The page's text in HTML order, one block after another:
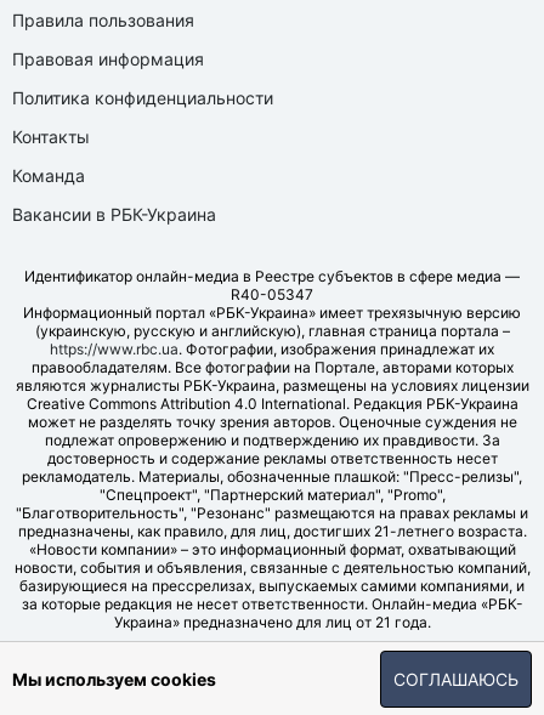
Правила пользования
Правовая информация
Политика конфиденциальности
Контакты
Команда
Вакансии в РБК-Украина
Идентификатор онлайн-медиа в Реестре субъектов в сфере медиа —
R40-05347
Информационный портал «РБК-Украина» имеет трехязычную версию
(украинскую, русскую и английскую), главная страница портала –
https://www.rbc.ua. Фотографии, изображения принадлежат их
правообладателям. Все фотографии на Портале, авторами которых
являются журналисты РБК-Украина, размещены на условиях лицензии
Creative Commons Attribution 4.0 International. Редакция РБК-Украина
может не разделять точку зрения авторов. Оценочные суждения не
подлежат опровержению и подтверждению их правдивости. За
достоверность и содержание рекламы ответственность несет
рекламодатель. Материалы, обозначенные плашкой: "Пресс-релизы",
"Спецпроект", "Партнерский материал", "Promo",
"Благотворительность", "Резонанс" размещаются на правах рекламы и
предназначены, как правило, для лиц, достигших 21-летнего возраста.
«Новости компании» – это информационный формат, охватывающий
новости, события и объявления, связанные с деятельностью компаний,
базирующиеся на прессрелизах, выпускаемых самими компаниями, и
за которые редакция не несет ответственности. Онлайн-медиа «РБК-
Украина» предназначено для лиц от 21 года.
© LLC "UBT MEDIA", 2006-2026.
Мы используем cookies СОГЛАШАЮСЬ